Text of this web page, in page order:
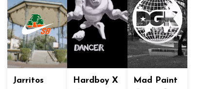
Jarritos
Hardboy X
Mad Paint